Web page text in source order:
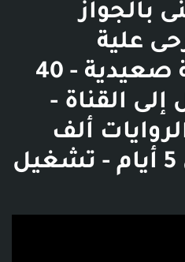
بالجواز
علية
والسبب #قصة صعيدية - 40
إلى القناة -
‫سلطانة الروايات‬‎ - 5.4 ألف
مشاهدة - قبل 5 أيام - تشغيل